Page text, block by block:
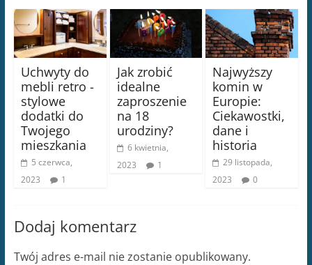
Uchwyty do
mebli retro -
stylowe
dodatki do
Twojego
mieszkania
5 czerwca,
2023
1
Jak zrobić
idealne
zaproszenie
na 18
urodziny?
6 kwietnia,
2023
1
Najwyższy
komin w
Europie:
Ciekawostki,
dane i
historia
29 listopada,
2023
0
Dodaj komentarz
Twój adres e-mail nie zostanie opublikowany.